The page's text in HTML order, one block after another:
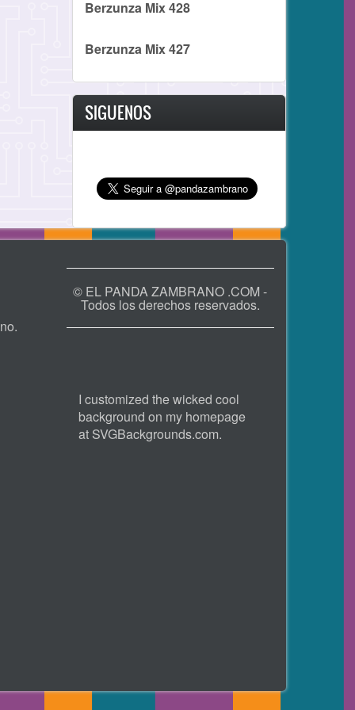
Berzunza Mix 428
Berzunza Mix 427
SIGUENOS
© EL PANDA ZAMBRANO .COM -
Todos los derechos reservados.
I customized the wicked cool
background on my homepage
at SVGBackgrounds.com.